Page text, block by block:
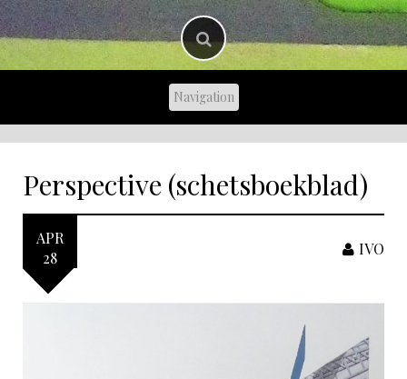
Perspective (schetsboekblad)
APR
28
IVO